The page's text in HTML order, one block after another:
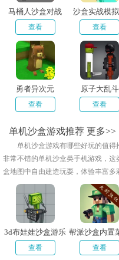
马桶人沙盒对战
查看
沙盒实战模
查看
勇者异次元
查看
原子大乱斗
查看
单机沙盒游戏推荐 更多>>
单机沙盒游戏有哪些好玩的值
非常不错的单机沙盒类手机游戏，
盒地图中自由建造玩耍，体验丰富
趣的小伙伴快来下载玩耍吧！
3d布娃娃沙盒游乐
场无广告
查看
帮派沙盒内置
最新版
查看